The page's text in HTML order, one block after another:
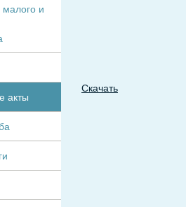
Скачать
малого и
акты